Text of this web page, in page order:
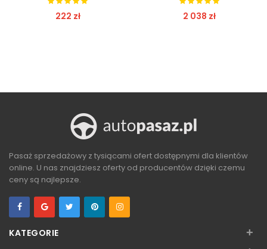
Pasaż sprzedażowy z tysiącami ofert dostępnymi dla klientów
online. U nas znajdziesz oferty od producentów dzięki czemu
ceny są najlepsze.
KATEGORIE +